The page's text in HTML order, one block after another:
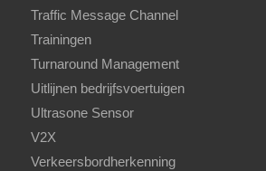
Traffic Message Channel
Trainingen
Turnaround Management
Uitlijnen bedrijfsvoertuigen
Ultrasone Sensor
V2X
Verkeersbordherkenning